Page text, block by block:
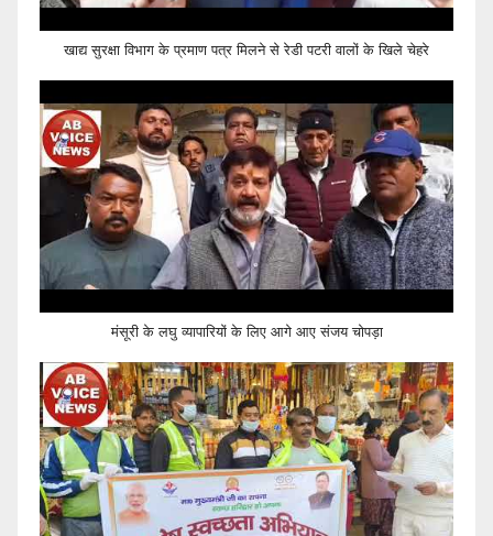
खाद्य सुरक्षा विभाग के प्रमाण पत्र मिलने से रेडी पटरी वालों के खिले चेहरे
मंसूरी के लघु व्यापारियों के लिए आगे आए संजय चोपड़ा